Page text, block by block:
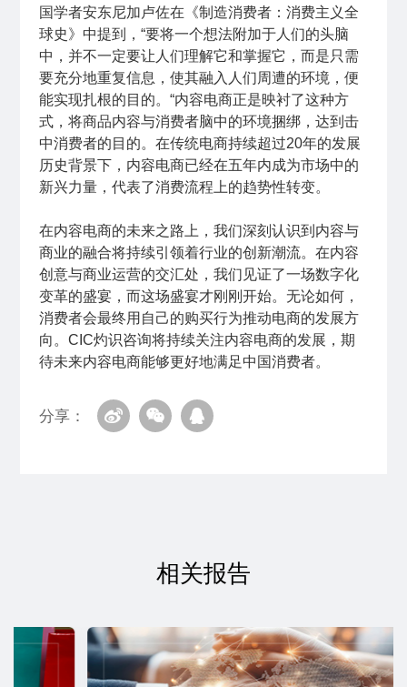
国学者安东尼加卢佐在《制造消费者：消费主义全
球史》中提到，“要将一个想法附加于人们的头脑
中，并不一定要让人们理解它和掌握它，而是只需
要充分地重复信息，使其融入人们周遭的环境，便
能实现扎根的目的。“内容电商正是映衬了这种方
式，将商品内容与消费者脑中的环境捆绑，达到击
中消费者的目的。在传统电商持续超过20年的发展
历史背景下，内容电商已经在五年内成为市场中的
新兴力量，代表了消费流程上的趋势性转变。
在内容电商的未来之路上，我们深刻认识到内容与
商业的融合将持续引领着行业的创新潮流。在内容
创意与商业运营的交汇处，我们见证了一场数字化
变革的盛宴，而这场盛宴才刚刚开始。无论如何，
消费者会最终用自己的购买行为推动电商的发展方
向。CIC灼识咨询将持续关注内容电商的发展，期
待未来内容电商能够更好地满足中国消费者。
分享：
相关报告